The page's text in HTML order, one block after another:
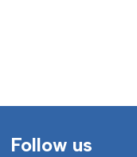
Follow us